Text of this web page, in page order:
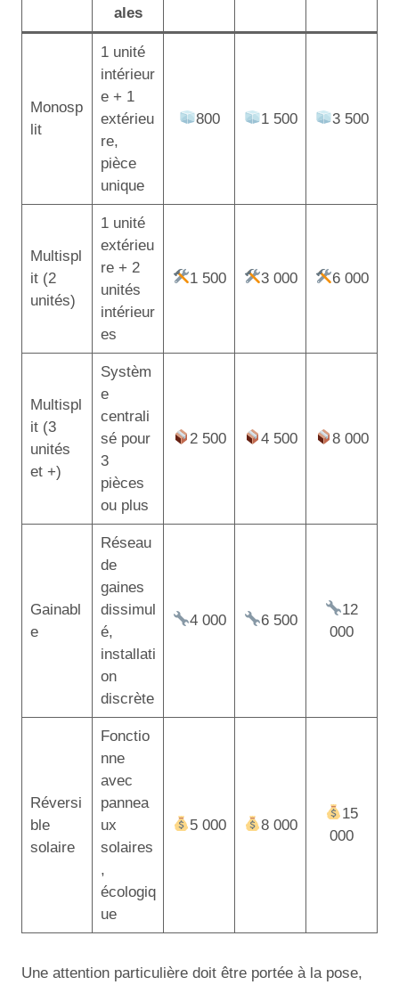
ales
Monosp
lit
1 unité
intérieur
e + 1
extérieu
re,
pièce
unique
800 1 500 3 500
Multispl
it (2
unités)
1 unité
extérieu
re + 2
unités
intérieur
es
1 500 3 000 6 000
Multispl
it (3
unités
et +)
Systèm
e
centrali
sé pour
3
pièces
ou plus
2 500 4 500 8 000
Gainabl
e
Réseau
de
gaines
dissimul
é,
installati
on
discrète
4 000 6 500
12
000
Réversi
ble
solaire
Fonctio
nne
avec
pannea
ux
solaires
,
écologiq
ue
5 000 8 000
15
000
Une attention particulière doit être portée à la pose,